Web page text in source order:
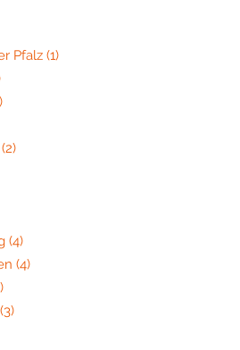
Pfalz (1)
(2)
(4)
(4)
(3)